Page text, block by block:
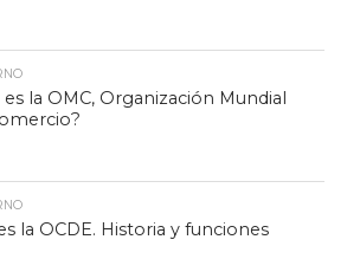
es la OMC, Organización Mundial
la OCDE. Historia y funciones